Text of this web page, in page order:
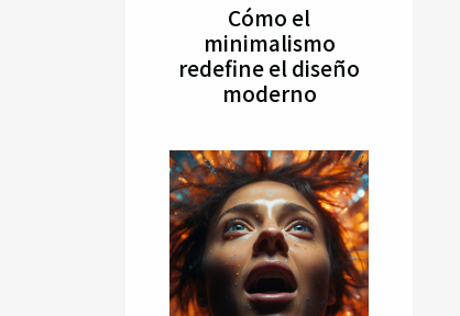
Cómo el
minimalismo
redefine el diseño
moderno